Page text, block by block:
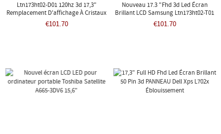
Ltn173ht02-D01 120hz 3d 17,3"
Remplacement D'affichage À Cristaux
Liquides Mené Par Wuxga Full Hd
€101.70
Nouveau 17.3 "Fhd 3d Led Écran
Brillant LCD Samsung Ltn173ht02-T01
TOSHIBA
€101.70